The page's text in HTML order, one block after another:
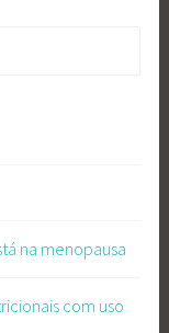
na menopausa
com uso